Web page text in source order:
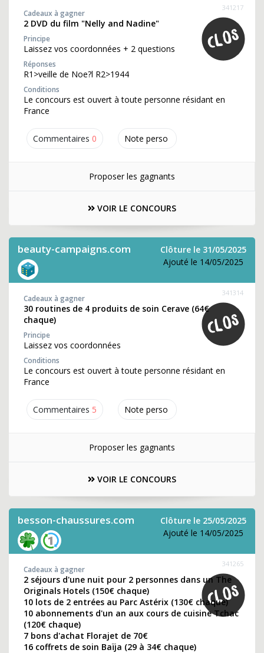
Commentaires 0 Note perso
341217
Cadeaux à gagner
2 DVD du film "Nelly and Nadine"
Principe
Laissez vos coordonnées + 2 questions
Réponses
R1>veille de Noe?l R2>1944
Conditions
Le concours est ouvert à toute personne résidant en
France
Proposer les gagnants
VOIR LE CONCOURS
beauty-campaigns.com
Clôture le 31/05/2025
Ajouté le 14/05/2025
Commentaires 5 Note perso
341314
Cadeaux à gagner
30 routines de 4 produits de soin Cerave (64€
chaque)
Principe
Laissez vos coordonnées
Conditions
Le concours est ouvert à toute personne résidant en
France
Proposer les gagnants
VOIR LE CONCOURS
besson-chaussures.com
Clôture le 25/05/2025
Ajouté le 14/05/2025
341265
Cadeaux à gagner
2 séjours d'une nuit pour 2 personnes dans un The
Originals Hotels (150€ chaque)
10 lots de 2 entrées au Parc Astérix (130€ chaque)
10 abonnements d'un an aux cours de cuisine Tchac
(120€ chaque)
7 bons d'achat Florajet de 70€
16 coffrets de soin Baïja (29 à 34€ chaque)